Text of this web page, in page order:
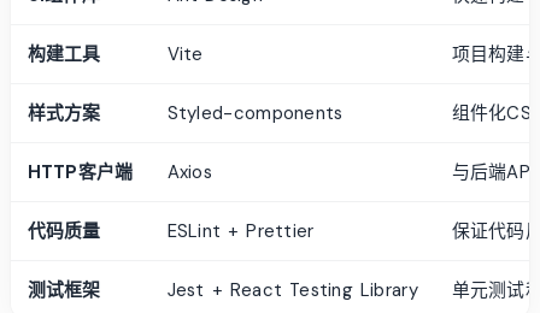
构建工具 Vite 项目构建
样式方案 Styled-components 组件化
HTTP客户端 Axios 与后端
代码质量 ESLint + Prettier 保证代码
测试框架 Jest + React Testing Library 单元测试